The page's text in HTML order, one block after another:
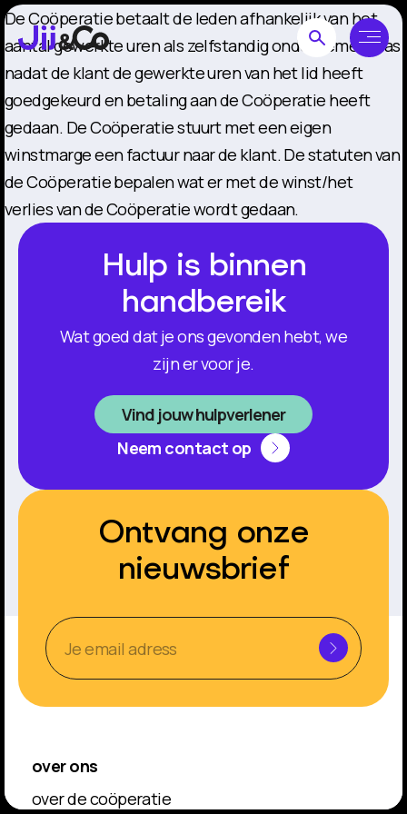
De Coöperatie betaalt de leden afhankelijk van het
aantal gewerkte uren als zelfstandig ondernemers pas
nadat de klant de gewerkte uren van het lid heeft
goedgekeurd en betaling aan de Coöperatie heeft
gedaan. De Coöperatie stuurt met een eigen
winstmarge een factuur naar de klant. De statuten van
de Coöperatie bepalen wat er met de winst/het
verlies van de Coöperatie wordt gedaan.
Hulp is binnen
handbereik
Wat goed dat je ons gevonden hebt, we
zijn er voor je.
Vind jouw hulpverlener
Neem contact op
Ontvang onze
nieuwsbrief
over ons
over de coöperatie